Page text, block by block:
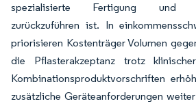
spezialisierte Fertigung und
zurückzuführen ist. In
priorisieren Kostenträger Volumen
die Pflasterakzeptanz trotz
Kombinationsproduktvorschriften
zusätzliche Geräteanforderungen